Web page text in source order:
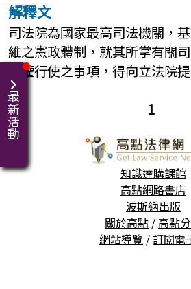
解釋文
司法院為國家最高司法機關，
維之憲政體制，就其所掌有關
法權行使之事項，得向立法院
1
最新活動
知識達購課館
高點網路書店
波斯納出版
關於高點 / 高點
網站導覽 /訂閱電